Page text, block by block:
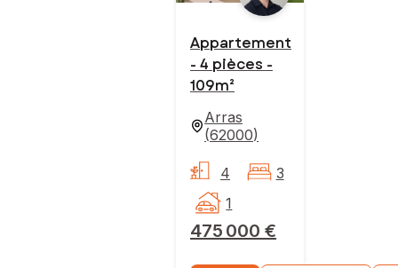
Appartement
- 4 pièces -
109m²
Arras
(62000)
475 000 €
4
3
1